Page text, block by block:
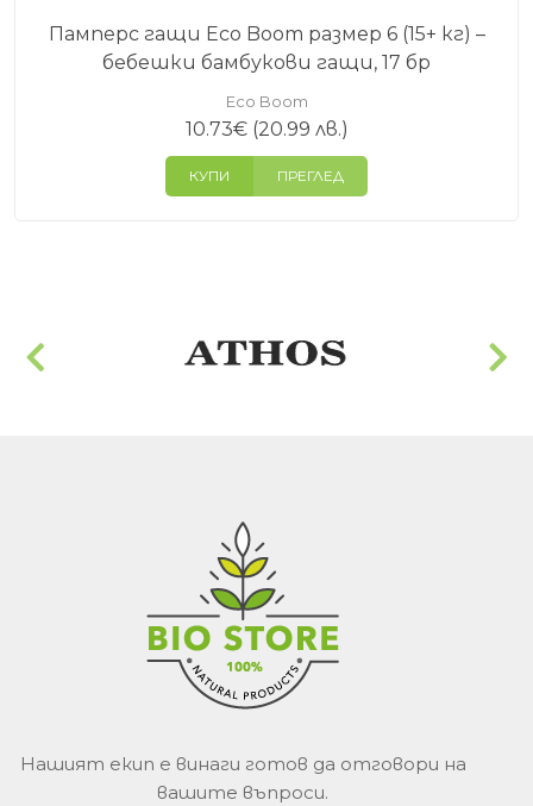
Памперс гащи Eco Boom размер 6 (15+ кг) –
бебешки бамбукови гащи, 17 бр
Eco Boom
10.73€(20.99 лв.)
КУПИ ПРЕГЛЕД
Нашият екип е винаги готов да отговори на
вашите въпроси.